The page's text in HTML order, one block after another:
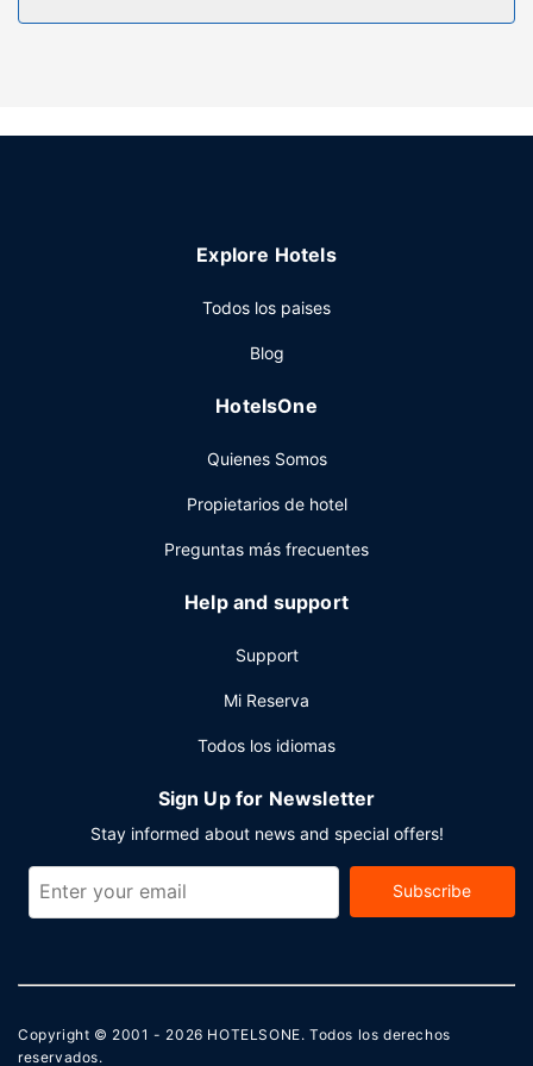
cubierta o gimnasio abierto las 24 horas: ¡lo pasarás en
06:30 a 09:30, mientras que el horario de sábados y
Tendrás un centro de negocios abierto las 24 horas, un
tu disposición. Hay un aparcamiento sin asistencia gratuito
Explore Hotels
Todos los paises
Blog
HotelsOne
Quienes Somos
Propietarios de hotel
Preguntas más frecuentes
Help and support
Support
Mi Reserva
Todos los idiomas
Sign Up for Newsletter
Stay informed about news and special offers!
Subscribe
Copyright © 2001 - 2026 HOTELSONE. Todos los derechos
reservados.